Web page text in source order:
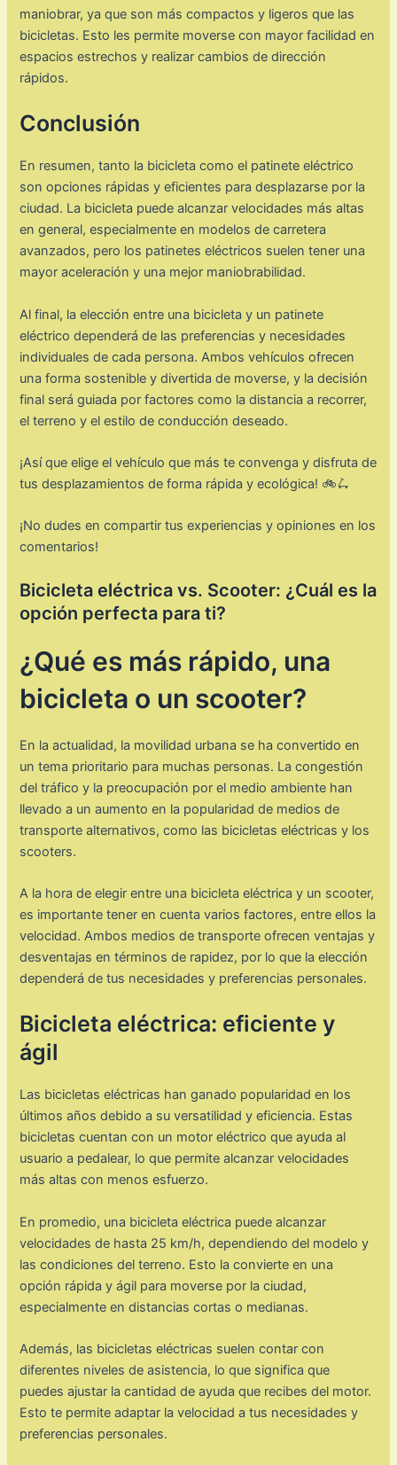
maniobrar, ya que son más compactos y ligeros que las
bicicletas. Esto les permite moverse con mayor facilidad en
espacios estrechos y realizar cambios de dirección
rápidos.
Conclusión
En resumen, tanto la bicicleta como el patinete eléctrico
son opciones rápidas y eficientes para desplazarse por la
ciudad. La bicicleta puede alcanzar velocidades más altas
en general, especialmente en modelos de carretera
avanzados, pero los patinetes eléctricos suelen tener una
mayor aceleración y una mejor maniobrabilidad.
Al final, la elección entre una bicicleta y un patinete
eléctrico dependerá de las preferencias y necesidades
individuales de cada persona. Ambos vehículos ofrecen
una forma sostenible y divertida de moverse, y la decisión
final será guiada por factores como la distancia a recorrer,
el terreno y el estilo de conducción deseado.
¡Así que elige el vehículo que más te convenga y disfruta de
tus desplazamientos de forma rápida y ecológica! 🚲🛴
¡No dudes en compartir tus experiencias y opiniones en los
comentarios!
Bicicleta eléctrica vs. Scooter: ¿Cuál es la
opción perfecta para ti?
¿Qué es más rápido, una
bicicleta o un scooter?
En la actualidad, la movilidad urbana se ha convertido en
un tema prioritario para muchas personas. La congestión
del tráfico y la preocupación por el medio ambiente han
llevado a un aumento en la popularidad de medios de
transporte alternativos, como las bicicletas eléctricas y los
scooters.
A la hora de elegir entre una bicicleta eléctrica y un scooter,
es importante tener en cuenta varios factores, entre ellos la
velocidad. Ambos medios de transporte ofrecen ventajas y
desventajas en términos de rapidez, por lo que la elección
dependerá de tus necesidades y preferencias personales.
Bicicleta eléctrica: eficiente y
ágil
Las bicicletas eléctricas han ganado popularidad en los
últimos años debido a su versatilidad y eficiencia. Estas
bicicletas cuentan con un motor eléctrico que ayuda al
usuario a pedalear, lo que permite alcanzar velocidades
más altas con menos esfuerzo.
En promedio, una bicicleta eléctrica puede alcanzar
velocidades de hasta 25 km/h, dependiendo del modelo y
las condiciones del terreno. Esto la convierte en una
opción rápida y ágil para moverse por la ciudad,
especialmente en distancias cortas o medianas.
Además, las bicicletas eléctricas suelen contar con
diferentes niveles de asistencia, lo que significa que
puedes ajustar la cantidad de ayuda que recibes del motor.
Esto te permite adaptar la velocidad a tus necesidades y
preferencias personales.